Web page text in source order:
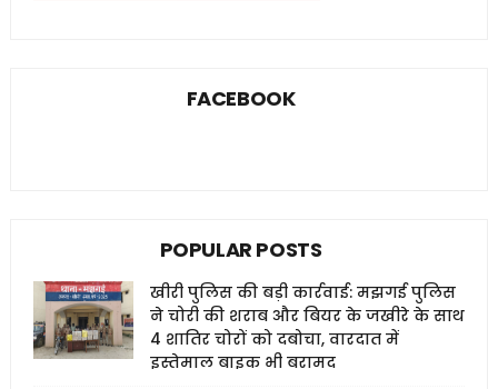
FACEBOOK
POPULAR POSTS
खीरी पुलिस की बड़ी कार्रवाई: मझगई पुलिस
ने चोरी की शराब और बियर के जखीरे के साथ
4 शातिर चोरों को दबोचा, वारदात में
इस्तेमाल बाइक भी बरामद